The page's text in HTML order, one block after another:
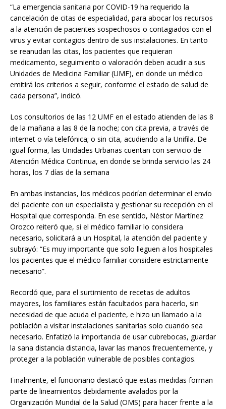
“La emergencia sanitaria por COVID-19 ha requerido la
cancelación de citas de especialidad, para abocar los recursos
a la atención de pacientes sospechosos o contagiados con el
virus y evitar contagios dentro de sus instalaciones. En tanto
se reanudan las citas, los pacientes que requieran
medicamento, seguimiento o valoración deben acudir a sus
Unidades de Medicina Familiar (UMF), en donde un médico
emitirá los criterios a seguir, conforme el estado de salud de
cada persona”, indicó.
Los consultorios de las 12 UMF en el estado atienden de las 8
de la mañana a las 8 de la noche; con cita previa, a través de
internet o vía telefónica; o sin cita, acudiendo a la Unifila. De
igual forma, las Unidades Urbanas cuentan con servicio de
Atención Médica Continua, en donde se brinda servicio las 24
horas, los 7 días de la semana
En ambas instancias, los médicos podrían determinar el envío
del paciente con un especialista y gestionar su recepción en el
Hospital que corresponda. En ese sentido, Néstor Martínez
Orozco reiteró que, si el médico familiar lo considera
necesario, solicitará a un Hospital, la atención del paciente y
subrayó: “Es muy importante que solo lleguen a los hospitales
los pacientes que el médico familiar considere estrictamente
necesario”.
Recordó que, para el surtimiento de recetas de adultos
mayores, los familiares están facultados para hacerlo, sin
necesidad de que acuda el paciente, e hizo un llamado a la
población a visitar instalaciones sanitarias solo cuando sea
necesario. Enfatizó la importancia de usar cubrebocas, guardar
la sana distancia distancia, lavar las manos frecuentemente, y
proteger a la población vulnerable de posibles contagios.
Finalmente, el funcionario destacó que estas medidas forman
parte de lineamientos debidamente avalados por la
Organización Mundial de la Salud (OMS) para hacer frente a la